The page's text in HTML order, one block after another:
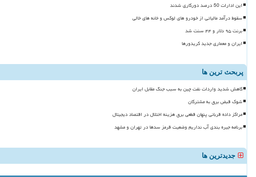
این ادارات 50 درصد دورکاری شدند
سقوط درآمد مالیاتی از خودرو های لوکس و خانه های خالی
برنت ۹۵ دلار و ۴۴ سنت شد
ایران و معماری جدید کریدورها
پربحث ترین ها
کاهش شدید واردات نفت چین به سبب جنگ مقابل ایران
شوک قبض برق به مشترکان
مراکز داده قربانی پنهان قطعی برق هزینه اختلال در اقتصاد دیجیتال
برنامه جیره بندی آب نداریم وضعیت قرمز سدها در تهران و مشهد
جدیدترین ها